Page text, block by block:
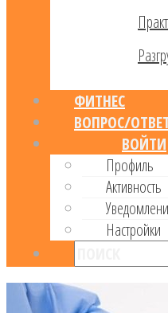
ФИТНЕС
ВОПРОС/
ВОЙТИ
Профиль
Активность
Настройки